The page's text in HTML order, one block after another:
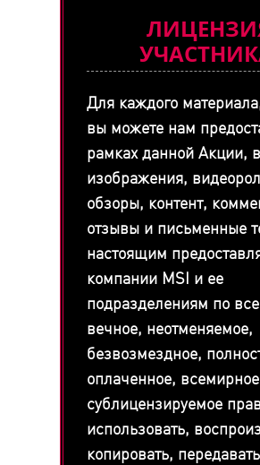
Для каждого
вы можете нам
рамках данной Акции,
изображения,
обзоры, контент,
отзывы и письменные
настоящим
компании MSI и ее
подразделениям по
вечное, неотменяемое,
безвозмездное,
оплаченное,
сублицензируемое
использовать,
копировать,